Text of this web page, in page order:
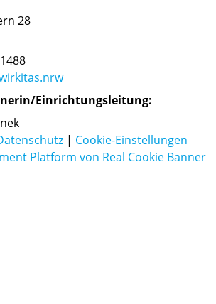
28
Einrichtungsleitung:
| Cookie-Einstellungen
Platform von Real Cookie Banner